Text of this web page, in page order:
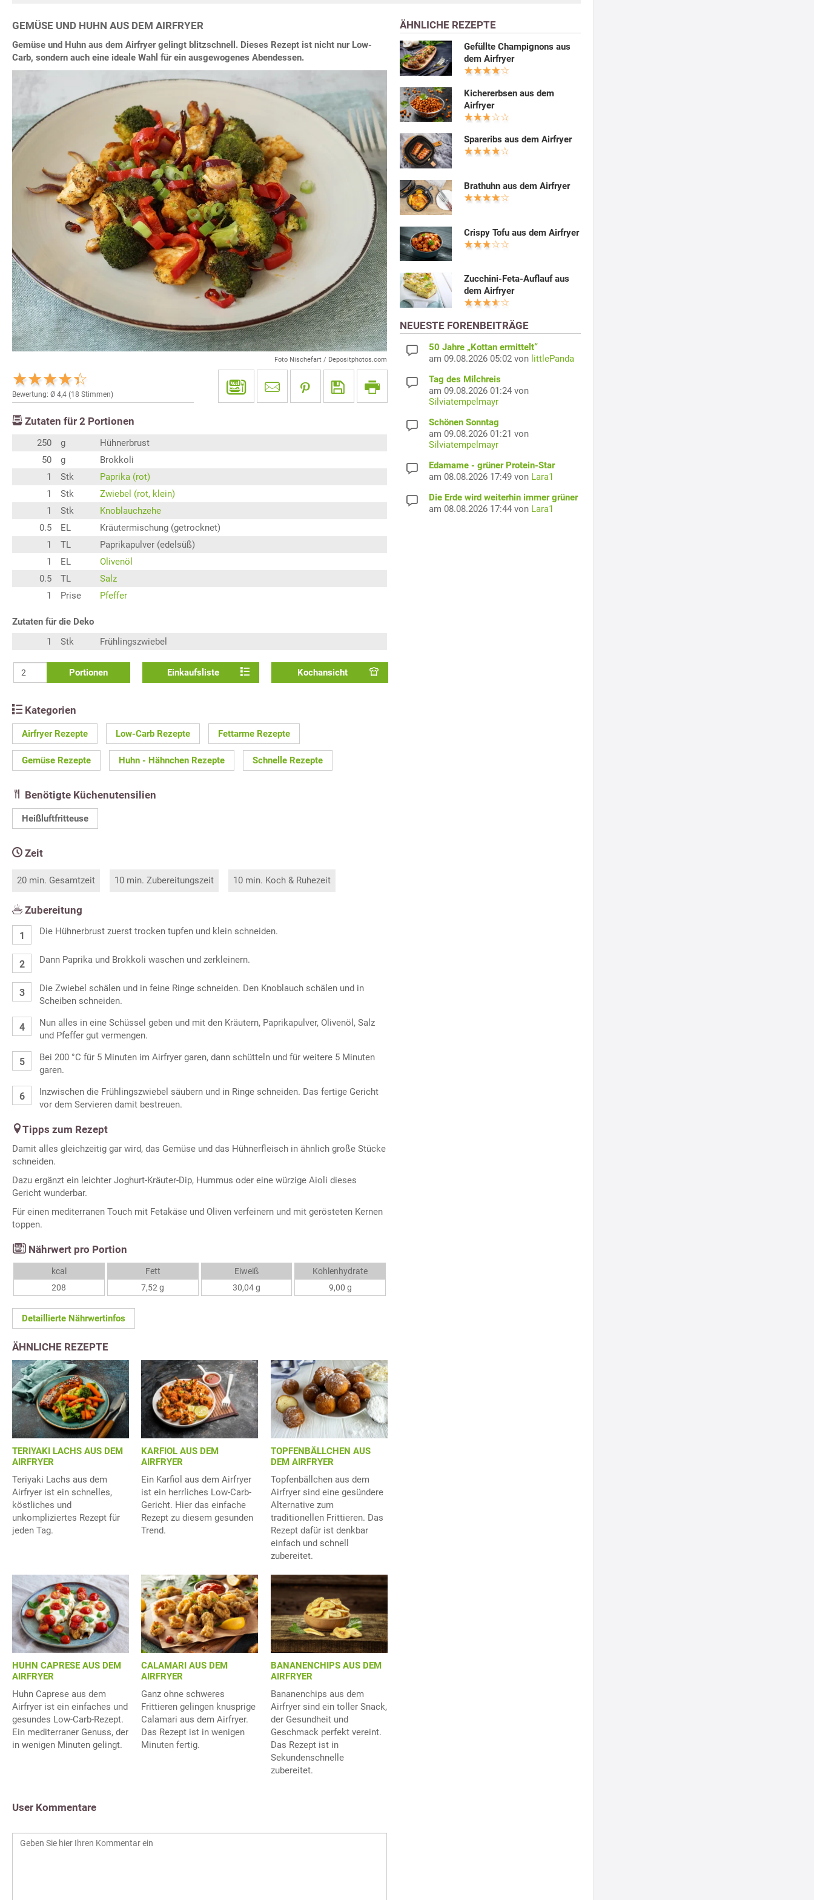
GEMÜSE UND HUHN AUS DEM AIRFRYER
Gemüse und Huhn aus dem Airfryer gelingt blitzschnell. Dieses Rezept ist nicht nur Low-
Carb, sondern auch eine ideale Wahl für ein ausgewogenes Abendessen.
Foto Nischefart / Depositphotos.com
Bewertung: Ø 4,4 (18 Stimmen)
Zutaten für 2 Portionen
250 g
Hühnerbrust
50
g
Brokkoli
1
Stk
Paprika (rot)
1
Stk
Zwiebel (rot, klein)
1
Stk
Knoblauchzehe
0.5
EL
Kräutermischung (getrocknet)
1
TL
Paprikapulver (edelsüß)
1
EL
Olivenöl
0.5
TL
Salz
1
Prise Pfeffer
Zutaten für die Deko
1
Stk Frühlingszwiebel
Portionen Einkaufsliste Kochansicht
Kategorien
Airfryer Rezepte Low-Carb Rezepte Fettarme Rezepte
Gemüse Rezepte Huhn - Hähnchen Rezepte Schnelle Rezepte
Benötigte Küchenutensilien
Heißluftfritteuse
Zeit
20 min. Gesamtzeit 10 min. Zubereitungszeit 10 min. Koch & Ruhezeit
Zubereitung
Die Hühnerbrust zuerst trocken tupfen und klein schneiden.
Dann Paprika und Brokkoli waschen und zerkleinern.
Die Zwiebel schälen und in feine Ringe schneiden. Den Knoblauch schälen und in
Scheiben schneiden.
Nun alles in eine Schüssel geben und mit den Kräutern, Paprikapulver, Olivenöl, Salz
und Pfeffer gut vermengen.
Bei 200 °C für 5 Minuten im Airfryer garen, dann schütteln und für weitere 5 Minuten
garen.
Inzwischen die Frühlingszwiebel säubern und in Ringe schneiden. Das fertige Gericht
vor dem Servieren damit bestreuen.
Tipps zum Rezept
Damit alles gleichzeitig gar wird, das Gemüse und das Hühnerfleisch in ähnlich große Stücke
schneiden.
Dazu ergänzt ein leichter Joghurt-Kräuter-Dip, Hummus oder eine würzige Aioli dieses
Gericht wunderbar.
Für einen mediterranen Touch mit Fetakäse und Oliven verfeinern und mit gerösteten Kernen
toppen.
Nährwert pro Portion
kcal
208
Fett
7,52 g
Eiweiß
30,04 g
Kohlenhydrate
9,00 g
Detaillierte Nährwertinfos
ÄHNLICHE REZEPTE
TERIYAKI LACHS AUS DEM
AIRFRYER
Teriyaki Lachs aus dem
Airfryer ist ein schnelles,
köstliches und
unkompliziertes Rezept für
jeden Tag.
KARFIOL AUS DEM
AIRFRYER
Ein Karfiol aus dem Airfryer
ist ein herrliches Low-Carb-
Gericht. Hier das einfache
Rezept zu diesem gesunden
Trend.
TOPFENBÄLLCHEN AUS
DEM AIRFRYER
Topfenbällchen aus dem
Airfryer sind eine gesündere
Alternative zum
traditionellen Frittieren. Das
Rezept dafür ist denkbar
einfach und schnell
zubereitet.
HUHN CAPRESE AUS DEM
AIRFRYER
Huhn Caprese aus dem
Airfryer ist ein einfaches und
gesundes Low-Carb-Rezept.
Ein mediterraner Genuss, der
in wenigen Minuten gelingt.
CALAMARI AUS DEM
AIRFRYER
Ganz ohne schweres
Frittieren gelingen knusprige
Calamari aus dem Airfryer.
Das Rezept ist in wenigen
Minuten fertig.
BANANENCHIPS AUS DEM
AIRFRYER
Bananenchips aus dem
Airfryer sind ein toller Snack,
der Gesundheit und
Geschmack perfekt vereint.
Das Rezept ist in
Sekundenschnelle
zubereitet.
User Kommentare
ÄHNLICHE REZEPTE
Gefüllte Champignons aus
dem Airfryer
Kichererbsen aus dem
Airfryer
Spareribs aus dem Airfryer
Brathuhn aus dem Airfryer
Crispy Tofu aus dem Airfryer
Zucchini-Feta-Auflauf aus
dem Airfryer
NEUESTE FORENBEITRÄGE
50 Jahre „Kottan ermittelt“
am 09.08.2026 05:02 von littlePanda
Tag des Milchreis
am 09.08.2026 01:24 von
Silviatempelmayr
Schönen Sonntag
am 09.08.2026 01:21 von
Silviatempelmayr
Edamame - grüner Protein-Star
am 08.08.2026 17:49 von Lara1
Die Erde wird weiterhin immer grüner
am 08.08.2026 17:44 von Lara1